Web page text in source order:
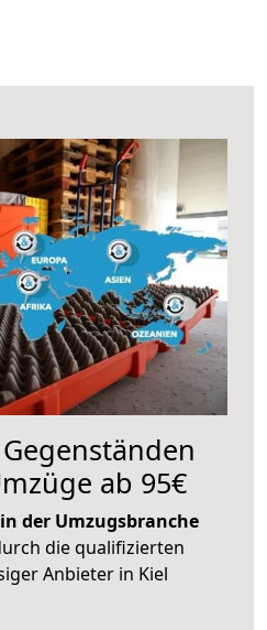
ab 95€
der Umzugsbranche
die qualifizierten
Anbieter in Kiel